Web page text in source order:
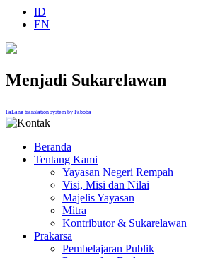
ID
EN
Menjadi Sukarelawan
FaLang translation system by Faboba
Beranda
Tentang Kami
Yayasan Negeri Rempah
Visi, Misi dan Nilai
Majelis Yayasan
Mitra
Kontributor & Sukarelawan
Prakarsa
Pembelajaran Publik